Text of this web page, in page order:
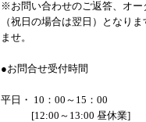
※お問い合わせのご返答、オー
（祝日の場合は翌日）となり
ませ。
●お問合せ受付時間
平日・ 10：00～15：00
[12:00～13:00 昼休業]